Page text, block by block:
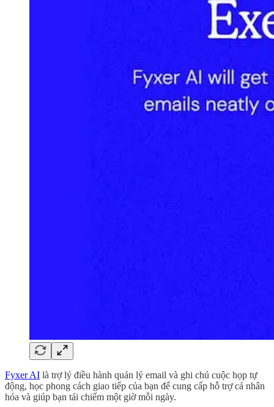
Fyxer AI là trợ lý điều hành quản lý email và ghi chú cuộc họp tự
động, học phong cách giao tiếp của bạn để cung cấp hỗ trợ cá nhân
hóa và giúp bạn tái chiếm một giờ mỗi ngày.